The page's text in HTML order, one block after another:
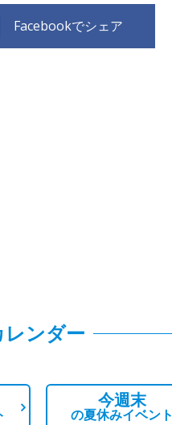
Facebookでシェア
ンダー
今週末
の夏休みイベント